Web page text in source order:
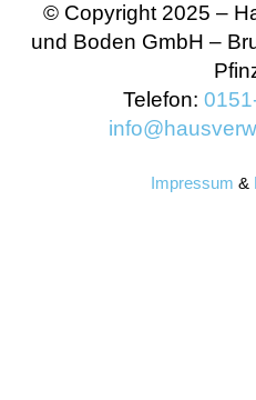
© Copyright 2025 –
und Boden GmbH –
Telefon:
Impressum &